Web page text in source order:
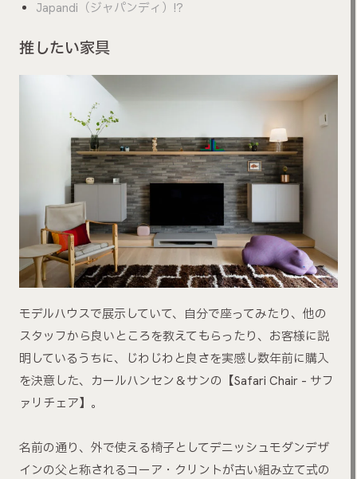
Japandi（ジャパンディ）!?
推したい家具
モデルハウスで展示していて、自分で座ってみたり、他の
スタッフから良いところを教えてもらったり、お客様に説
明しているうちに、じわじわと良さを実感し数年前に購入
を決意した、カールハンセン＆サンの【Safari Chair – サフ
ァリチェア】。
名前の通り、外で使える椅子としてデニッシュモダンデザ
インの父と称されるコーア・クリントが古い組み立て式の